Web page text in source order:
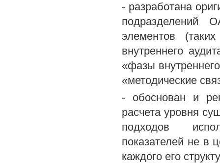
- разработана
элементов
внутреннего
«фазы
«методические
- обоснован и
расчета уровня
подходов
показателей не в
каждого его